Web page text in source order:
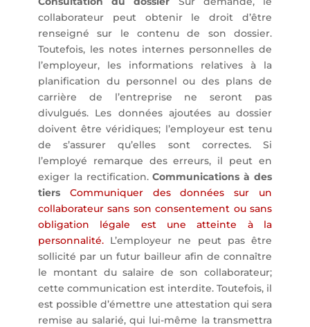
collaborateur peut obtenir le droit d’être
renseigné sur le contenu de son dossier.
Toutefois, les notes internes personnelles de
l’employeur, les informations relatives à la
planification du personnel ou des plans de
carrière de l’entreprise ne seront pas
divulgués. Les données ajoutées au dossier
doivent être véridiques; l’employeur est tenu
de s’assurer qu’elles sont correctes. Si
l’employé remarque des erreurs, il peut en
exiger la rectification.Communications à des
tiers
Communiquer des données sur un
collaborateur sans son consentement ou sans
obligation légale est une atteinte à la
personnalité.L’employeur ne peut pas être
sollicité par un futur bailleur afin de connaître
le montant du salaire de son collaborateur;
cette communication est interdite. Toutefois, il
est possible d’émettre une attestation qui sera
remise au salarié, qui lui-même la transmettra